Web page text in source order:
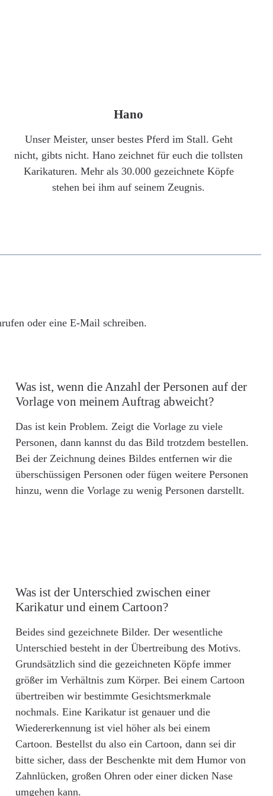
Hano
Unser Meister, unser bestes Pferd im Stall. Geht
nicht, gibts nicht. Hano zeichnet für euch die tollsten
Karikaturen. Mehr als 30.000 gezeichnete Köpfe
stehen bei ihm auf seinem Zeugnis.
oder eine E-Mail schreiben.
Was ist, wenn die Anzahl der Personen auf der
Vorlage von meinem Auftrag abweicht?
Das ist kein Problem. Zeigt die Vorlage zu viele
Personen, dann kannst du das Bild trotzdem bestellen.
Bei der Zeichnung deines Bildes entfernen wir die
überschüssigen Personen oder fügen weitere Personen
hinzu, wenn die Vorlage zu wenig Personen darstellt.
Was ist der Unterschied zwischen einer
Karikatur und einem Cartoon?
Beides sind gezeichnete Bilder. Der wesentliche
Unterschied besteht in der Übertreibung des Motivs.
Grundsätzlich sind die gezeichneten Köpfe immer
größer im Verhältnis zum Körper. Bei einem Cartoon
übertreiben wir bestimmte Gesichtsmerkmale
nochmals. Eine Karikatur ist genauer und die
Wiedererkennung ist viel höher als bei einem
Cartoon. Bestellst du also ein Cartoon, dann sei dir
bitte sicher, dass der Beschenkte mit dem Humor von
Zahnlücken, großen Ohren oder einer dicken Nase
umgehen kann.